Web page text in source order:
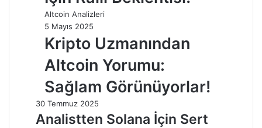
Altcoin Analizleri
5 Mayıs 2025
Kripto Uzmanından
Altcoin Yorumu:
Sağlam Görünüyorlar!
30 Temmuz 2025
Analistten Solana İçin Sert